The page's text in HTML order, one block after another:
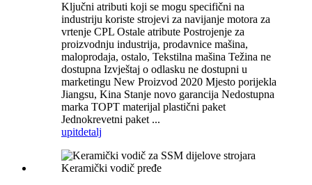
Ključni atributi koji se mogu specifični na
industriju koriste strojevi za navijanje motora za
vrtenje CPL Ostale atribute Postrojenje za
proizvodnju industrija, prodavnice mašina,
maloprodaja, ostalo, Tekstilna mašina Težina ne
dostupna Izvještaj o odlasku ne dostupni u
marketingu New Proizvod 2020 Mjesto porijekla
Jiangsu, Kina Stanje novo garancija Nedostupna
marka TOPT materijal plastični paket
Jednokrevetni paket ...
upitdetalj